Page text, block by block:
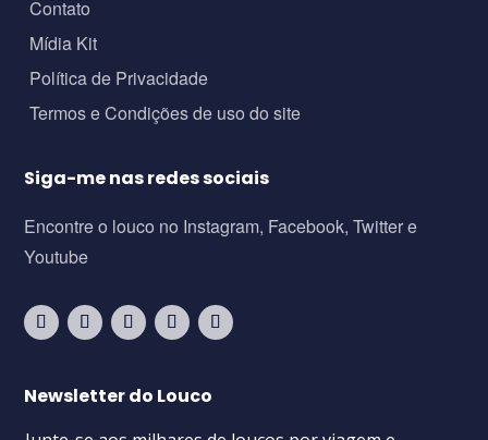
Contato
Mídia Kit
Política de Privacidade
Termos e Condições de uso do site
Siga-me nas redes sociais
Encontre o louco no Instagram, Facebook, Twitter e
Youtube
Newsletter do Louco